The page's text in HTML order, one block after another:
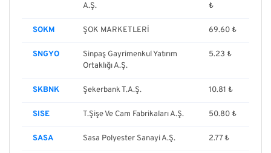
A.Ş.
₺
SOKM ŞOK MARKETLERİ 69.60 ₺
SNGYO
Sinpaş Gayrimenkul Yatırım
Ortaklığı A.Ş.
5.23 ₺
SKBNK Şekerbank T.A.Ş. 10.81 ₺
SISE T.Şişe Ve Cam Fabrikaları A.Ş. 50.80 ₺
SASA Sasa Polyester Sanayi A.Ş. 2.77 ₺